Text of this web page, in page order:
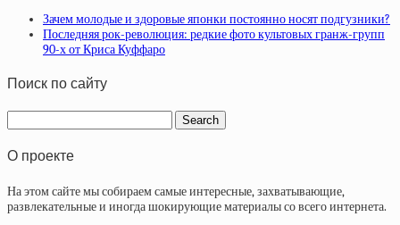
Зачем молодые и здоровые японки постоянно носят подгузники?
Последняя рок-революция: редкие фото культовых гранж-групп
90-х от Криса Куффаро
Поиск по сайту
О проекте
На этом сайте мы собираем самые интересные, захватывающие,
развлекательные и иногда шокирующие материалы со всего интернета.